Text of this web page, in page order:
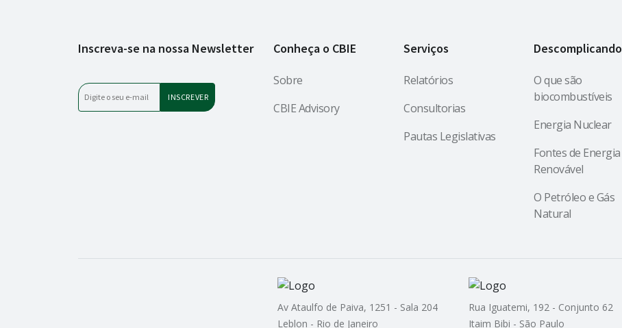
Inscreva-se na nossa Newsletter Conheça o CBIE
Sobre
CBIE Advisory
Serviços
Relatórios
Consultorias
Pautas Legislativas
Descomplicando
O que são
biocombustíveis
Energia Nuclear
Fontes de Energia
Renovável
O Petróleo e Gás
Natural
Av Ataulfo de Paiva, 1251 - Sala 204
Leblon - Rio de Janeiro
Rua Iguatemi, 192 - Conjunto 62
Itaim Bibi - São Paulo